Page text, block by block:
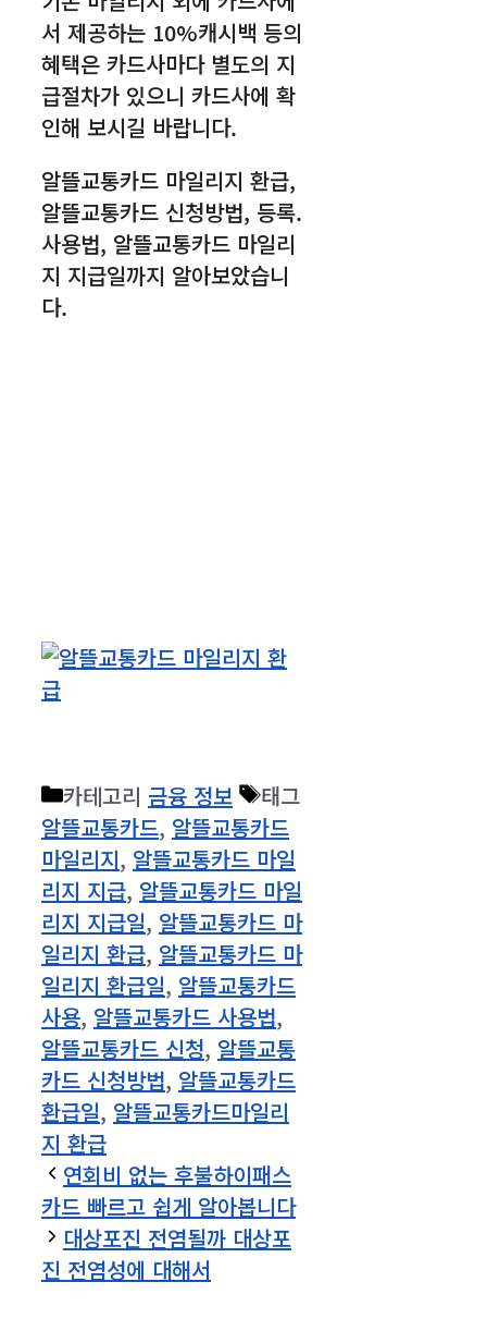
서 제공하는 10%캐시백 등의
혜택은 카드사마다 별도의 지
급절차가 있으니 카드사에 확
인해 보시길 바랍니다.
알뜰교통카드 마일리지 환급,
알뜰교통카드 신청방법, 등록.
사용법, 알뜰교통카드 마일리
지 지급일까지 알아보았습니
다.
마일리지,알뜰교통카드 마일
리지 지급,알뜰교통카드 마일
리지 지급일,알뜰교통카드 마
일리지 환급,알뜰교통카드 마
일리지 환급일,알뜰교통카드
사용,알뜰교통카드 사용법,
알뜰교통카드 신청,알뜰교통
카드 신청방법,알뜰교통카드
환급일,알뜰교통카드마일리
지 환급
연회비 없는 후불하이패스
카드 빠르고 쉽게 알아봅니다
대상포진 전염될까 대상포
진 전염성에 대해서